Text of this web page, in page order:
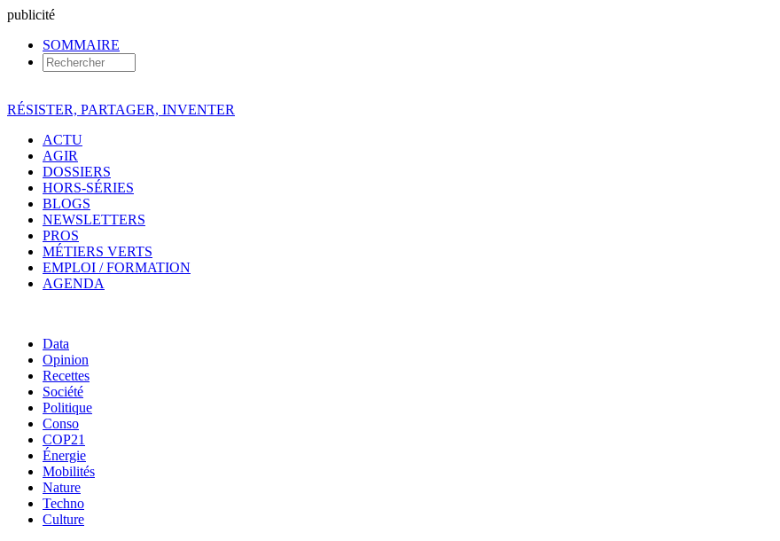
publicité
SOMMAIRE
RÉSISTER, PARTAGER, INVENTER
ACTU
AGIR
DOSSIERS
HORS-SÉRIES
BLOGS
NEWSLETTERS
PROS
MÉTIERS VERTS
EMPLOI / FORMATION
AGENDA
Data
Opinion
Recettes
Société
Politique
Conso
COP21
Énergie
Mobilités
Nature
Techno
Culture